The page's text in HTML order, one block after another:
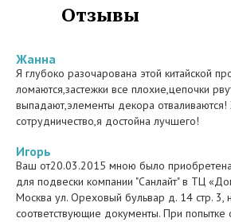
Отзывы
Жанна
Я глубоко разочарована этой китайской
ломаются,застежки все плохие,цепочки
выпадают,элементы декора отваливаются!
сотрудничество,я достойна лучшего!
Игорь
Ваш от20.03.2015 мною было
для подвески компании "Санлайт" в ТЦ
Москва ул. Ореховый бульвар д. 14 стр. 3,
соответствующие документы. При попытке